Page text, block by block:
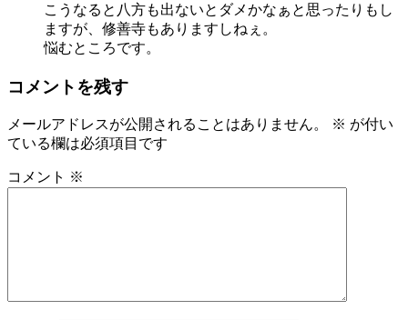
こうなると八方も出ないとダメかなぁと思ったりもし
ますが、修善寺もありますしねぇ。
悩むところです。
コメントを残す
メールアドレスが公開されることはありません。 ※ が付い
ている欄は必須項目です
コメント ※